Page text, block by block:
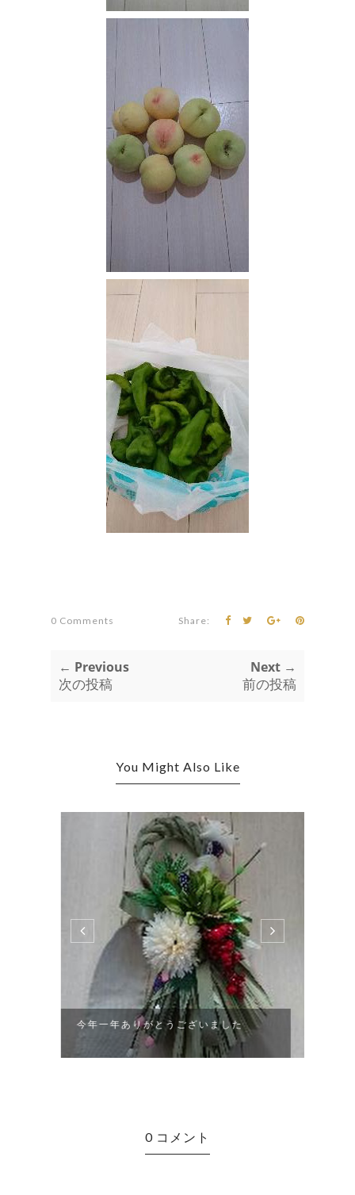
0 Comments Share:
← Previous
次の投稿
Next →
前の投稿
You Might Also Like
今年一年ありがとうございました